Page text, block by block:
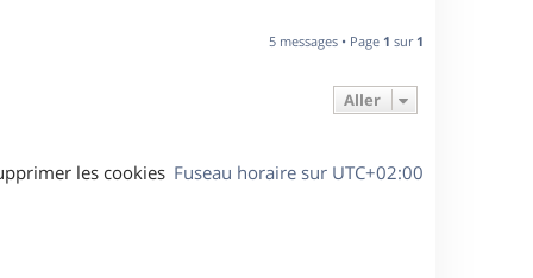
5 messages • Page 1 sur 1
Aller
Fuseau horaire sur UTC+02:00
les cookies